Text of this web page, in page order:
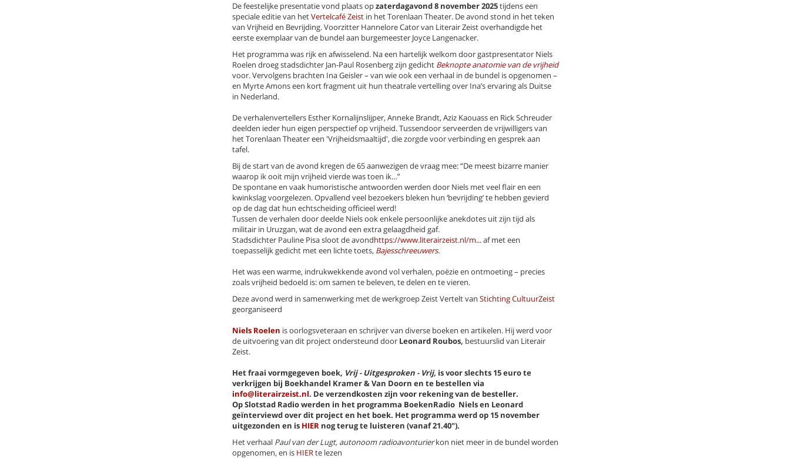
De feestelijke presentatie vond plaats opzaterdagavond 8 november 2025tijdens een
speciale editie van hetVertelcafé Zeistin het Torenlaan Theater. De avond stond in het teken
van Vrijheid en Bevrijding. Voorzitter Hannelore Cator van Literair Zeist overhandigde het
eerste exemplaar van de bundel aan burgemeester Joyce Langenacker.
Het programma was rijk en afwisselend. Na een hartelijk welkom door gastpresentator Niels
Roelen droeg stadsdichter Jan-Paul Rosenberg zijn gedicht Beknopte anatomie van de vrijheid
voor. Vervolgens brachten Ina Geisler – van wie ook een verhaal in de bundel is opgenomen –
en Myrte Amons een kort fragment uit hun theatrale vertelling over Ina’s ervaring als Duitse
in Nederland.
De verhalenvertellers Esther Kornalijnslijper, Anneke Brandt, Aziz Kaouass en Rick Schreuder
deelden ieder hun eigen perspectief op vrijheid. Tussendoor serveerden de vrijwilligers van
het Torenlaan Theater een 'Vrijheidsmaaltijd', die zorgde voor verbinding en gesprek aan
tafel.
Bij de start van de avond kregen de 65 aanwezigen de vraag mee: “De meest bizarre manier
waarop ik ooit mijn vrijheid vierde was toen ik…”
De spontane en vaak humoristische antwoorden werden door Niels met veel flair en een
kwinkslag voorgelezen. Opvallend veel bezoekers bleken hun ‘bevrijding’ te hebben gevierd
op de dag dat hun echtscheiding officieel werd!
Tussen de verhalen door deelde Niels ook enkele persoonlijke anekdotes uit zijn tijd als
militair in Uruzgan, wat de avond een extra gelaagdheid gaf.
Stadsdichter Pauline Pisa sloot de avondhttps://www.literairzeist.nl/m...af met een
toepasselijk gedicht met een lichte toets, Bajesschreeuwers.
Het was een warme, indrukwekkende avond vol verhalen, poëzie en ontmoeting – precies
zoals vrijheid bedoeld is: om samen te beleven, te delen en te vieren.
Deze avond werd in samenwerking met de werkgroep Zeist Vertelt van Stichting CultuurZeist
georganiseerd
Niels Roelen is oorlogsveteraan en schrijver van diverse boeken en artikelen. Hij werd voor
de uitvoering van dit project ondersteund door Leonard Roubos, bestuurslid van Literair
Zeist.
Het fraai vormgegeven boek, Vrij - Uitgesproken - Vrij, is voor slechts 15 euro te
verkrijgen bij Boekhandel Kramer & Van Doorn en te bestellen via
info@literairzeist.nl. De verzendkosten zijn voor rekening van de besteller.
Op Slotstad Radio werden in het programma BoekenRadio Niels en Leonard
geïnterviewd over dit project en het boek. Het programma werd op 15 november
uitgezonden en isHIERnog terug te luisteren (vanaf 21.40").
Het verhaal Paul van der Lugt, autonoom radioavonturierkon niet meer in de bundel worden
opgenomen, en is HIERte lezen